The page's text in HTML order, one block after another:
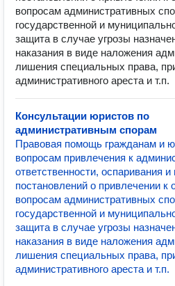
вопросам административных
государственной и
защита в случае угрозы
наказания в виде наложения
лишения специальных права,
административного ареста и т.п.
Консультации юристов по
административным спорам
Правовая помощь гражданам и
вопросам привлечения к
ответственности, оспаривания
постановлений о привлечении к
вопросам административных
государственной и
защита в случае угрозы
наказания в виде наложения
лишения специальных права,
административного ареста и т.п.